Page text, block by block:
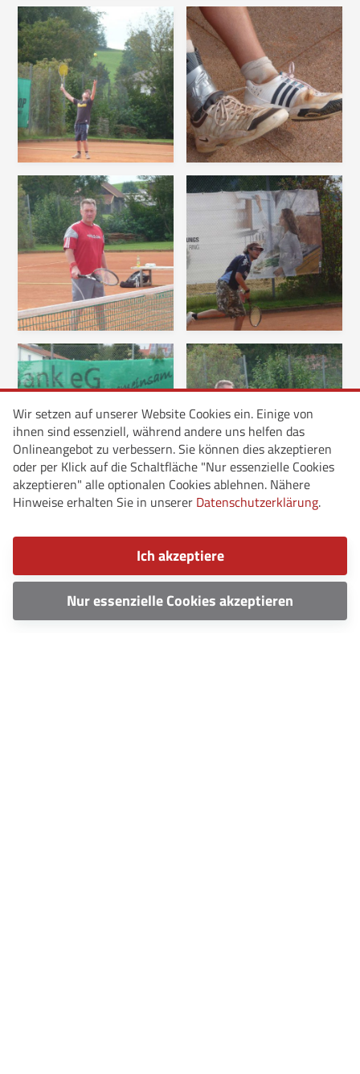
Wir setzen auf unserer Website Cookies ein. Einige von
ihnen sind essenziell, während andere uns helfen das
Onlineangebot zu verbessern. Sie können dies akzeptieren
oder per Klick auf die Schaltfläche "Nur essenzielle Cookies
akzeptieren" alle optionalen Cookies ablehnen. Nähere
Hinweise erhalten Sie in unserer Datenschutzerklärung.
Ich akzeptiere
Nur essenzielle Cookies akzeptieren